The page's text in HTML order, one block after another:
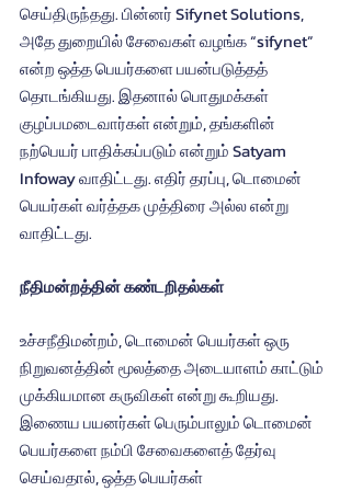
செய்திருந்தது. பின்னர் Sifynet Solutions,
அதே துறையில் சேவைகள் வழங்க “sifynet”
என்ற ஒத்த பெயர்களை பயன்படுத்தத்
தொடங்கியது. இதனால் பொதுமக்கள்
குழப்பமடைவார்கள் என்றும், தங்களின்
நற்பெயர் பாதிக்கப்படும் என்றும் Satyam
Infoway வாதிட்டது. எதிர் தரப்பு, டொமைன்
பெயர்கள் வர்த்தக முத்திரை அல்ல என்று
வாதிட்டது.
நீதிமன்றத்தின் கண்டறிதல்கள்
உச்சநீதிமன்றம், டொமைன் பெயர்கள் ஒரு
நிறுவனத்தின் மூலத்தை அடையாளம் காட்டும்
முக்கியமான கருவிகள் என்று கூறியது.
இணைய பயனர்கள் பெரும்பாலும் டொமைன்
பெயர்களை நம்பி சேவைகளைத் தேர்வு
செய்வதால், ஒத்த பெயர்கள்